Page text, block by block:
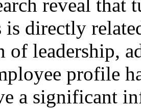
reveal that
is directly
of leadership,
profile
a significant